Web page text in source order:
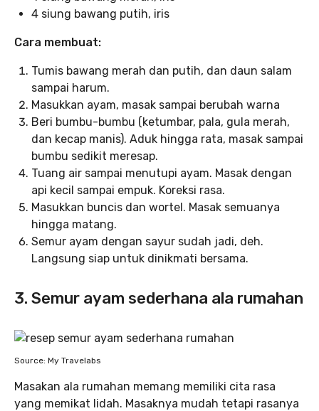
4 siung bawang putih, iris
Cara membuat:
Tumis bawang merah dan putih, dan daun salam
sampai harum.
Masukkan ayam, masak sampai berubah warna
Beri bumbu-bumbu (ketumbar, pala, gula merah,
dan kecap manis). Aduk hingga rata, masak sampai
bumbu sedikit meresap.
Tuang air sampai menutupi ayam. Masak dengan
api kecil sampai empuk. Koreksi rasa.
Masukkan buncis dan wortel. Masak semuanya
hingga matang.
Semur ayam dengan sayur sudah jadi, deh.
Langsung siap untuk dinikmati bersama.
3. Semur ayam sederhana ala rumahan
Source: My Travelabs
Masakan ala rumahan memang memiliki cita rasa
yang memikat lidah. Masaknya mudah tetapi rasanya